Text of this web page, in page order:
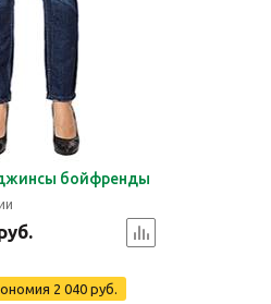
джинсы бойфренды
2 040 руб.